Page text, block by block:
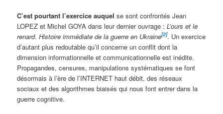
C’est pourtant l’exercice auquelse sont confrontés Jean
LOPEZ et Michel GOYA dans leur dernier ouvrage :L’ours et le
renard.Histoire immédiate de la guerre en Ukraine[2]. Un exercice
d’autant plus redoutable qu’il concerne un conflit dont la
dimension informationnelle et communicationnelle est inédite.
Propagandes, censures, manipulations systématiques se font
désormais à l’ère de l’INTERNET haut débit, des réseaux
sociaux et des algorithmes biaisés qui nous font entrer dans la
guerre cognitive.